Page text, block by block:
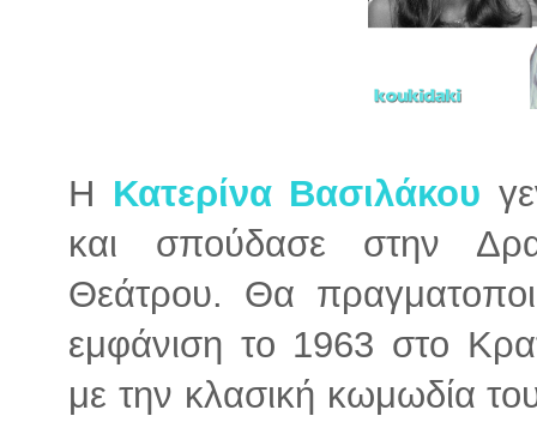
Η Κατερίνα Βασιλάκου
και σπούδασε στην
Θεάτρου. Θα
εμφάνιση το 1963 στο
με την κλασική κωμωδία